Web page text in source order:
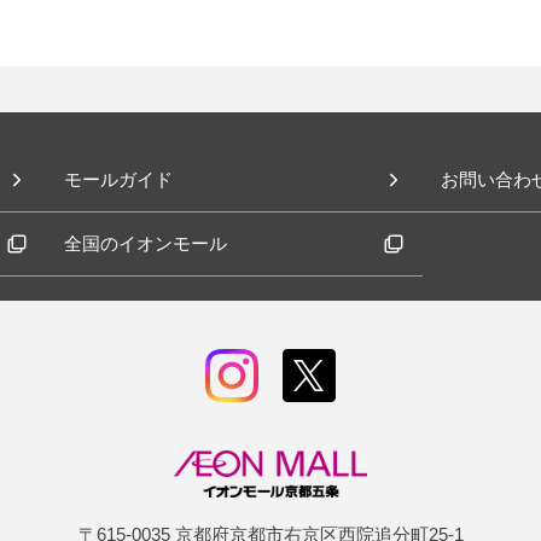
モールガイド お問い合わ
全国のイオンモール
〒615-0035 京都府京都市右京区西院追分町25-1